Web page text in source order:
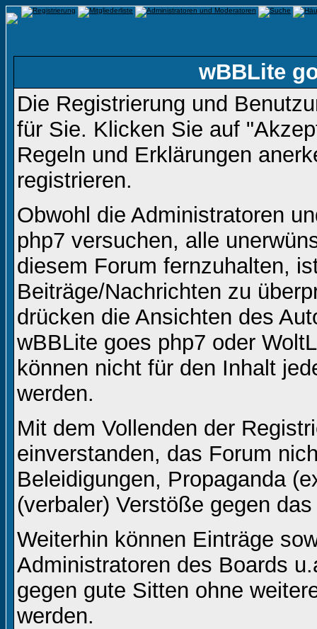
wBBLite
Die Registrierung und
für Sie. Klicken Sie auf
Regeln und Erklärungen
registrieren.
Obwohl die Administratoren
php7 versuchen, alle
diesem Forum fernzuhalten,
Beiträge/Nachrichten zu
drücken die Ansichten des
wBBLite goes php7 oder
können nicht für den Inhalt
werden.
Mit dem Vollenden der
einverstanden, das Forum
Beleidigungen, Propaganda
(verbaler) Verstöße gegen
Weiterhin können Einträge
Administratoren des Boards
gegen gute Sitten ohne
werden.